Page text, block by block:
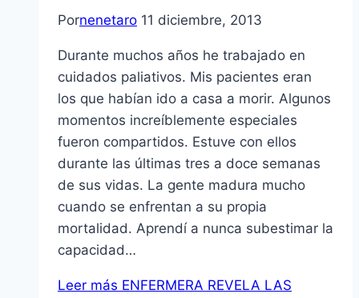
Pornenetaro 11 diciembre, 2013
Durante muchos años he trabajado en
cuidados paliativos. Mis pacientes eran
los que habían ido a casa a morir. Algunos
momentos increíblemente especiales
fueron compartidos. Estuve con ellos
durante las últimas tres a doce semanas
de sus vidas. La gente madura mucho
cuando se enfrentan a su propia
mortalidad. Aprendí a nunca subestimar la
capacidad…
Leer más ENFERMERA REVELA LAS